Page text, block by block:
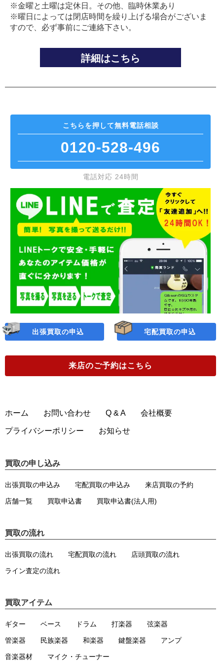
※金曜と土曜は定休日。その他、臨時休業あり
※曜日によっては閉店時間を繰り上げる場合がございま
すので、必ず事前にご連絡下さい。
詳細はこちら
出張買取の申込 宅配買取の申込
こちらを押して無料電話相談
0120-528-496
電話対応 24時間
来店のご予約はこちら
ホーム お問い合わせ Q & A 会社概要
プライバシーポリシー お知らせ
買取の申し込み
出張買取の申込み 宅配買取の申込み 来店買取の予約
店舗一覧 買取申込書 買取申込書(法人用)
買取の流れ
出張買取の流れ 宅配買取の流れ 店頭買取の流れ
ライン査定の流れ
買取アイテム
ギター ベース ドラム 打楽器 弦楽器
管楽器 民族楽器 和楽器 鍵盤楽器 アンプ
音楽器材 マイク・チューナー